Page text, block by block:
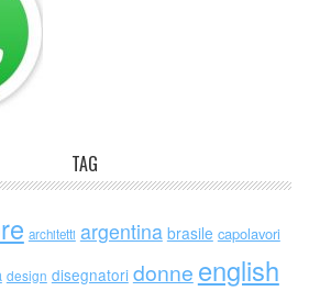
TAG
architetti argentina brasile capolavori
design disegnatori donne english